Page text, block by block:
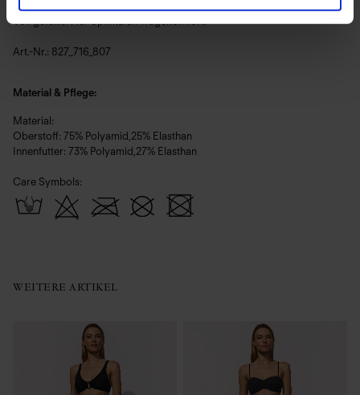
Voll gefüttert für optimalen Tragekomfort.
Art.-Nr.: 827_716_807
Material & Pflege:
Material:
Oberstoff: 75% Polyamid,25% Elasthan
Innenfutter: 73% Polyamid,27% Elasthan
Care Symbols:
WEITERE ARTIKEL